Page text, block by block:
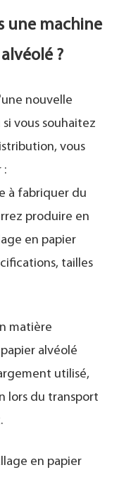
une machine
?
nouvelle
vous souhaitez
vous
:
à fabriquer du
produire en
en papier
tailles
matière
alvéolé
utilisé,
lors du transport
en papier